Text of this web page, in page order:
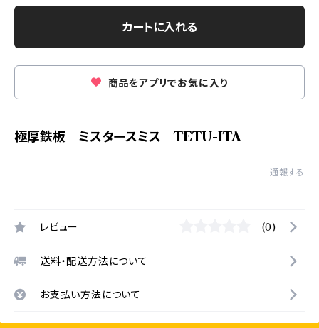
カートに入れる
商品をアプリでお気に入り
極厚鉄板 ミスタースミス TETU-ITA
通報する
レビュー (0)
送料・配送方法について
お支払い方法について